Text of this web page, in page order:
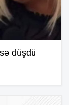
düşdü